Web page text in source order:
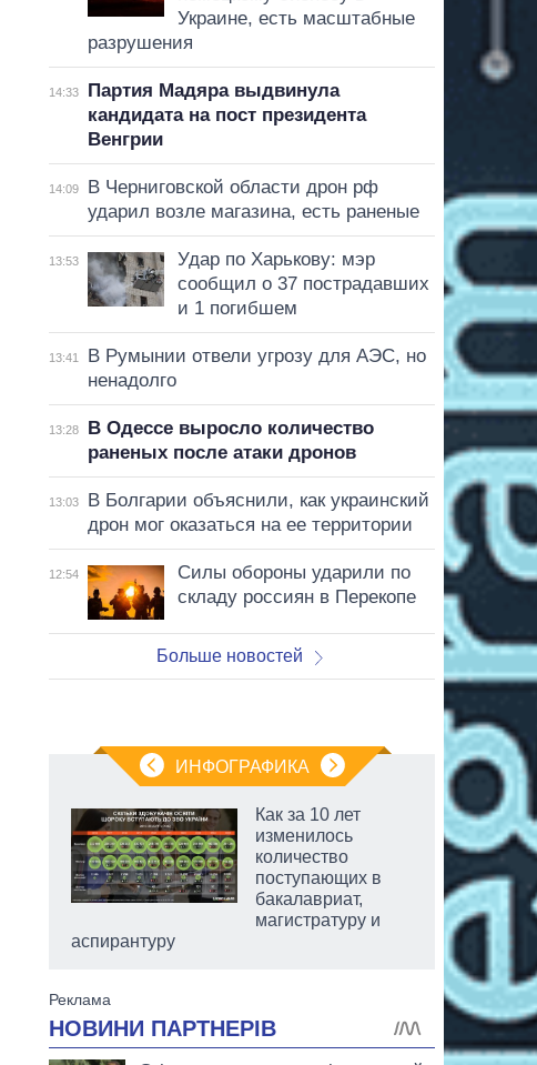
Украине, есть масштабные
разрушения
14:33
Партия Мадяра выдвинула
кандидата на пост президента
Венгрии
14:09
В Черниговской области дрон рф
ударил возле магазина, есть раненые
13:53
Удар по Харькову: мэр
сообщил о 37 пострадавших
и 1 погибшем
13:41
В Румынии отвели угрозу для АЭС, но
ненадолго
13:28
В Одессе выросло количество
раненых после атаки дронов
13:03
В Болгарии объяснили, как украинский
дрон мог оказаться на ее территории
12:54
Силы обороны ударили по
складу россиян в Перекопе
Больше новостей
ИНФОГРАФИКА
Как за 10 лет
изменилось
количество
поступающих в
бакалавриат,
магистратуру и
аспирантуру